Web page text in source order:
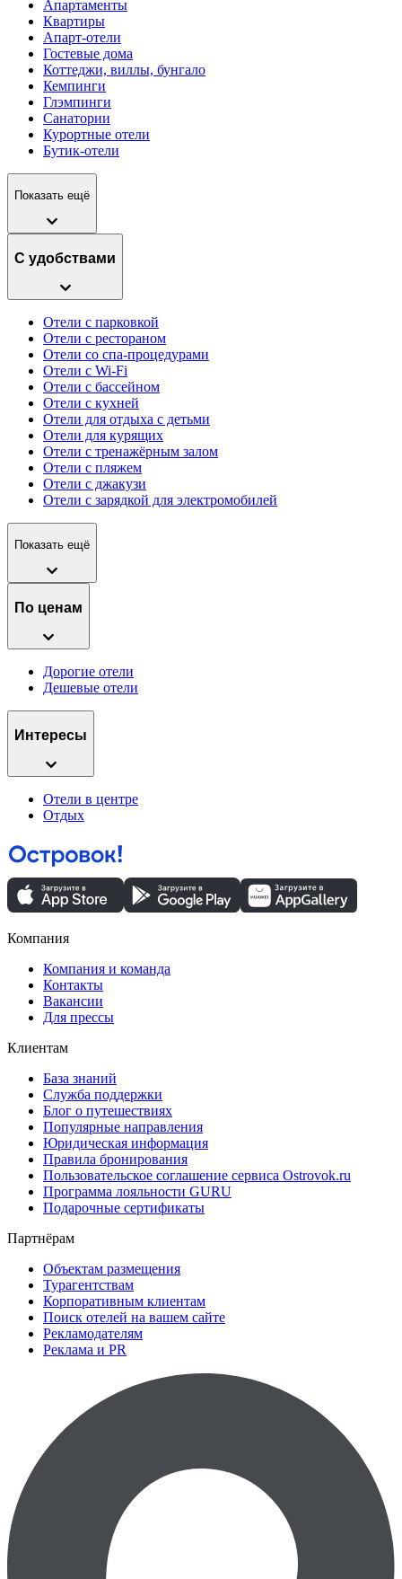
Апартаменты
Квартиры
Апарт-отели
Гостевые дома
Коттеджи, виллы, бунгало
Кемпинги
Глэмпинги
Санатории
Курортные отели
Бутик-отели
Показать ещё
С удобствами
Отели с парковкой
Отели с рестораном
Отели со спа-процедурами
Отели с Wi-Fi
Отели с бассейном
Отели с кухней
Отели для отдыха с детьми
Отели для курящих
Отели с тренажёрным залом
Отели с пляжем
Отели с джакузи
Отели с зарядкой для электромобилей
Показать ещё
По ценам
Дорогие отели
Дешевые отели
Интересы
Отели в центре
Отдых
Компания
Компания и команда
Контакты
Вакансии
Для прессы
Клиентам
База знаний
Служба поддержки
Блог о путешествиях
Популярные направления
Юридическая информация
Правила бронирования
Пользовательское соглашение сервиса Ostrovok.ru
Программа лояльности GURU
Подарочные сертификаты
Партнёрам
Объектам размещения
Турагентствам
Корпоративным клиентам
Поиск отелей на вашем сайте
Рекламодателям
Реклама и PR